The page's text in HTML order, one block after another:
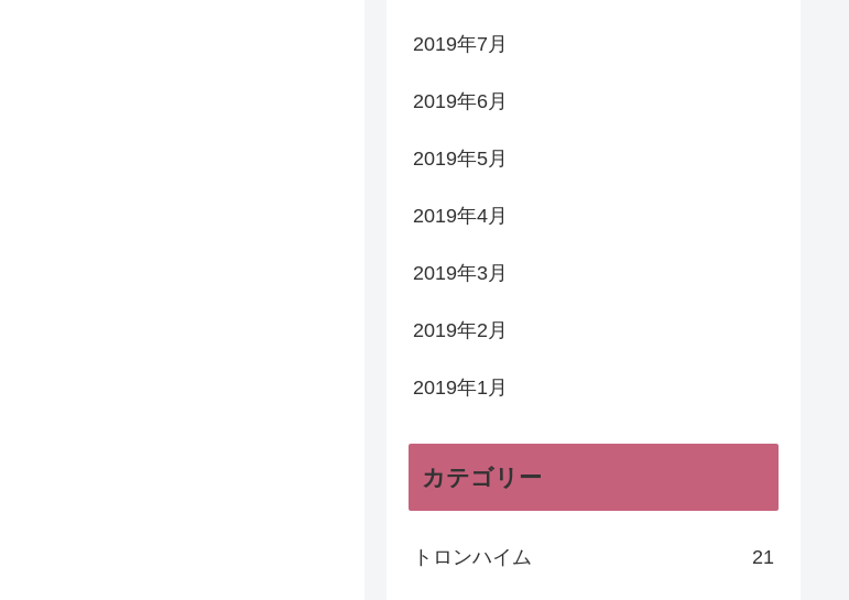
2019年7月
2019年6月
2019年5月
2019年4月
2019年3月
2019年2月
2019年1月
カテゴリー
トロンハイム 21